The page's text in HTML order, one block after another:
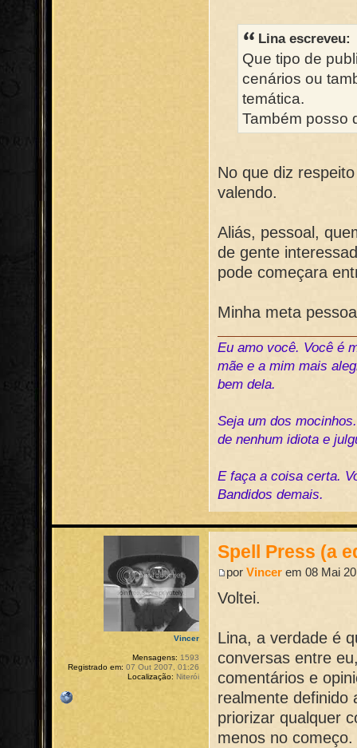
Lina escreveu:
Que tipo de
cenários ou
temática.
Também posso
No que diz
valendo.
Aliás, pessoal,
de gente
pode começara
Minha meta
Eu amo você. Você é
mãe e a mim mais
bem dela.
Seja um dos
de nenhum idiota e
E faça a coisa certa.
Bandidos demais.
Spell Press (a
porVincer em 08 Mai
Voltei.
Lina, a verdade é
conversas entre
comentários e
realmente definido
priorizar qualquer
menos no
Vincer
Mensagens: 1593
Registrado em: 07 Out 2007, 01:26
Localização: Niterói